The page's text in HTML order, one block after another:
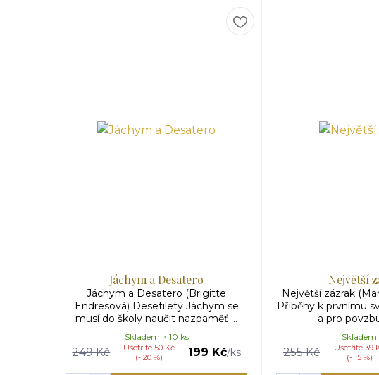
Jáchym a Desatero
Jáchym a Desatero (Brigitte
Endresová) Desetiletý Jáchym se
musí do školy naučit nazpaměť ...
249 Kč
Ušetříte 50 Kč
(- 20 %)
199 Kč/ks
Skladem > 10 ks
Největší
Největší zázrak
Příběhy k prvnímu
a pro
255 Kč
Ušetříte 39
(- 15 %)
Skladem